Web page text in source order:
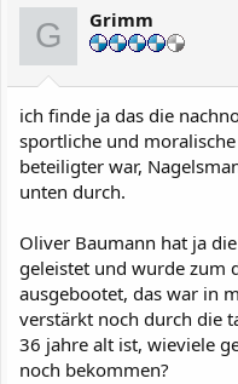
G Grimm
ich finde ja das die
sportliche und
beteiligter war,
unten durch.
Oliver Baumann hat ja
geleistet und wurde zum
ausgebootet, das war in
verstärkt noch durch die
36 jahre alt ist, wieviele
noch bekommen?